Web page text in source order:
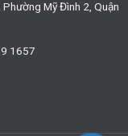
Mỹ Đình 2, Quận
1657